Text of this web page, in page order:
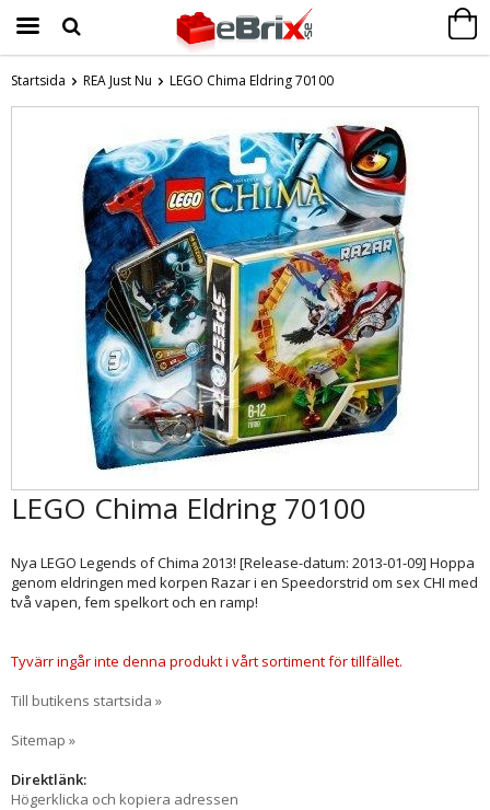
Startsida REA Just Nu LEGO Chima Eldring 70100
LEGO Chima Eldring 70100
Nya LEGO Legends of Chima 2013! [Release-datum: 2013-01-09] Hoppa
genom eldringen med korpen Razar i en Speedorstrid om sex CHI med
två vapen, fem spelkort och en ramp!
Tyvärr ingår inte denna produkt i vårt sortiment för tillfället.
Till butikens startsida »
Sitemap »
Direktlänk:
Högerklicka och kopiera adressen